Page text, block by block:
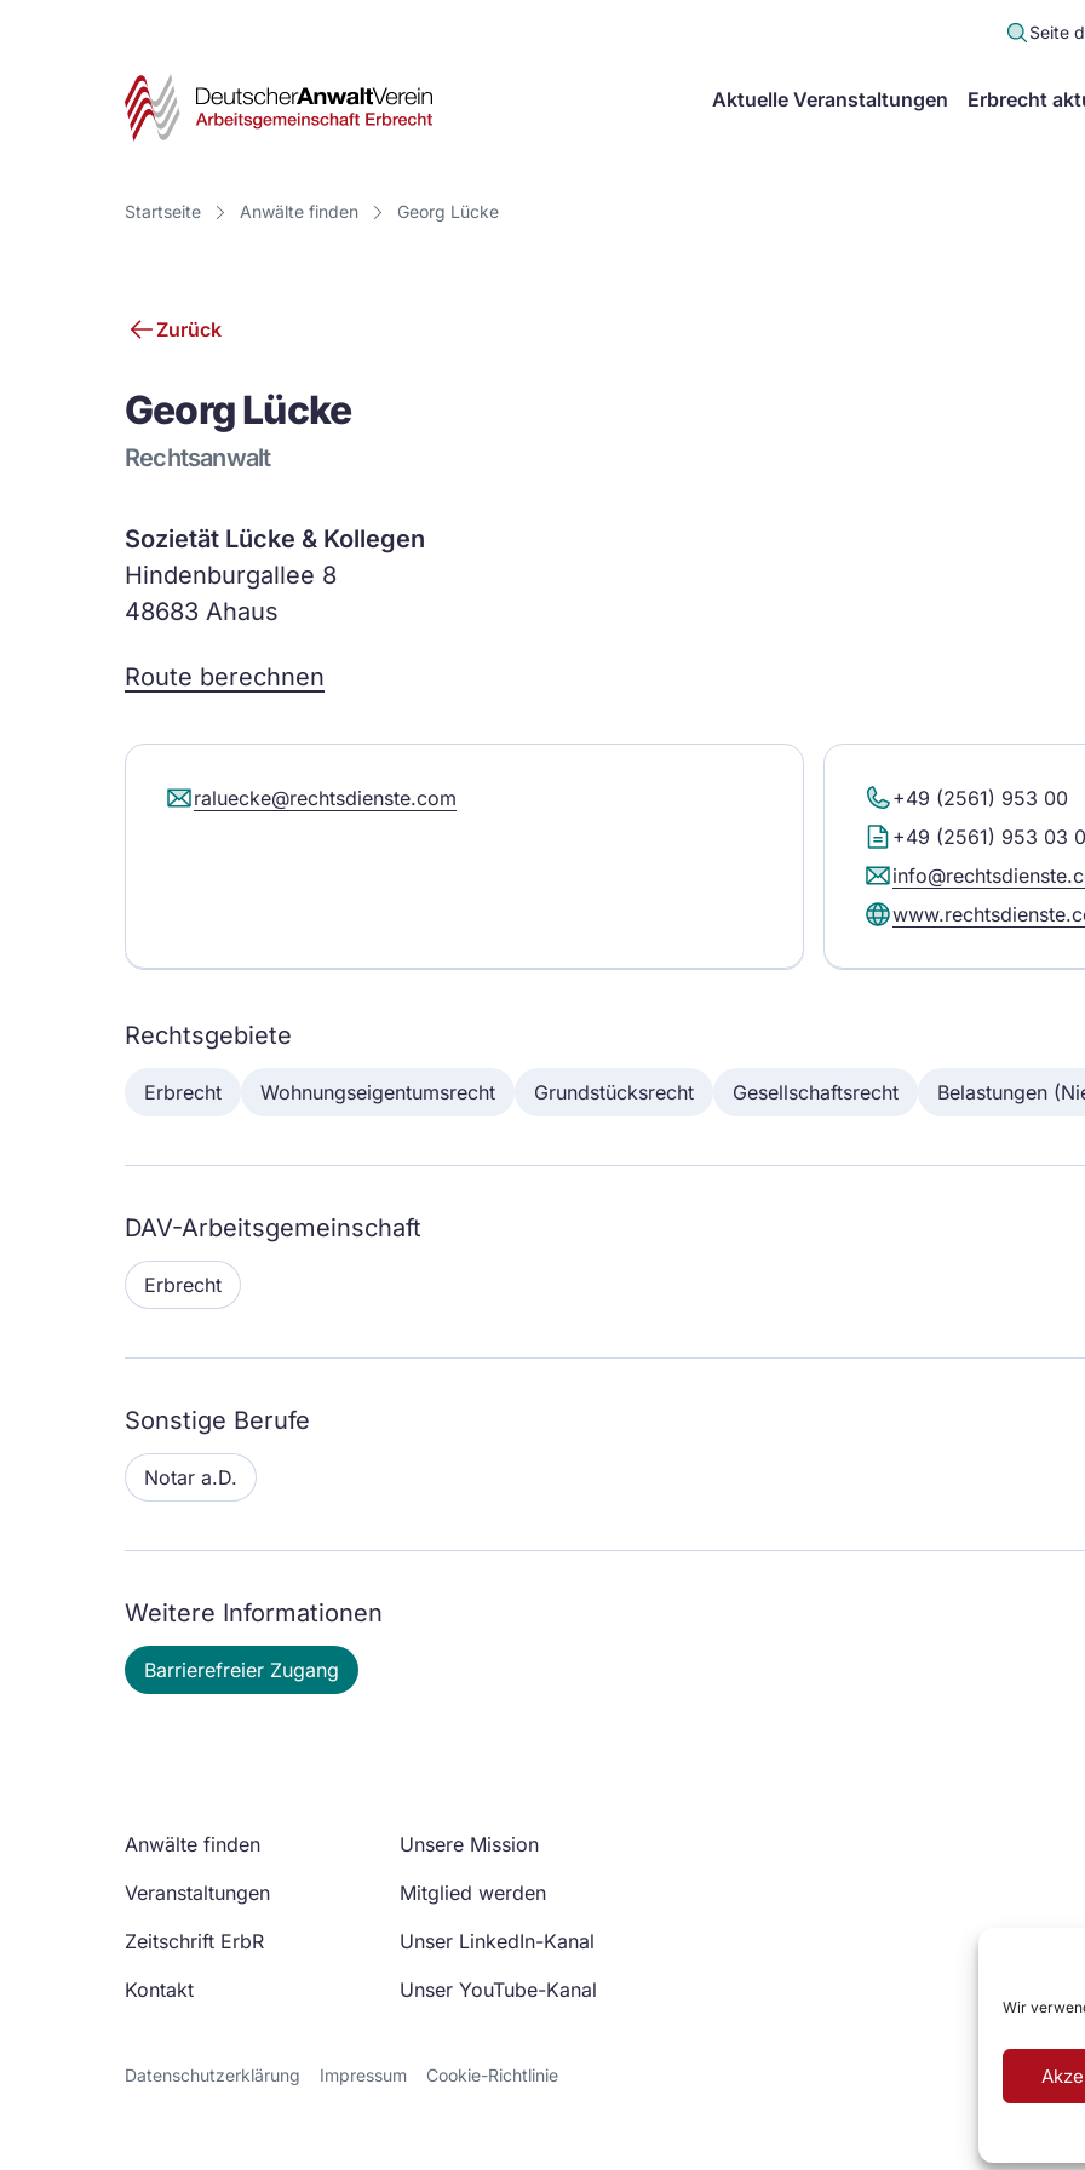
Wir
Seite
Deutscher
Verein
Aktuelle Veranstaltungen Erbrecht
Startseite Anwälte finden Georg Lücke
Zurück
Georg Lücke
Rechtsanwalt
Sozietät Lücke & Kollegen
Hindenburgallee 8
48683 Ahaus
Route berechnen
raluecke@rechtsdienste.com
+49 (2561) 953 00
+49 (2561) 953 03 0
Rechtsgebiete
Erbrecht Wohnungseigentumsrecht Grundstücksrecht Gesellschaftsrecht Belastungen
DAV-Arbeitsgemeinschaft
Erbrecht
Sonstige Berufe
Notar a.D.
Weitere Informationen
Barrierefreier Zugang
Anwälte finden
Veranstaltungen
Zeitschrift ErbR
Kontakt
Unsere Mission
Mitglied werden
Unser LinkedIn-Kanal
Unser YouTube-Kanal
Datenschutzerklärung Impressum Cookie-Richtlinie